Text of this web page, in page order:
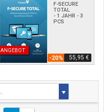
F-SECURE
TOTAL
- 1 JAHR - 3
PCS
ANGEBOT
-20% 55,95 €